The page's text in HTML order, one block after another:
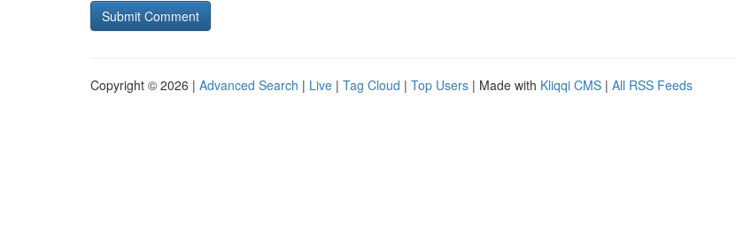
Copyright © 2026 | Advanced Search | Live | Tag Cloud | Top Users | Made with Kliqqi CMS | All RSS Feeds